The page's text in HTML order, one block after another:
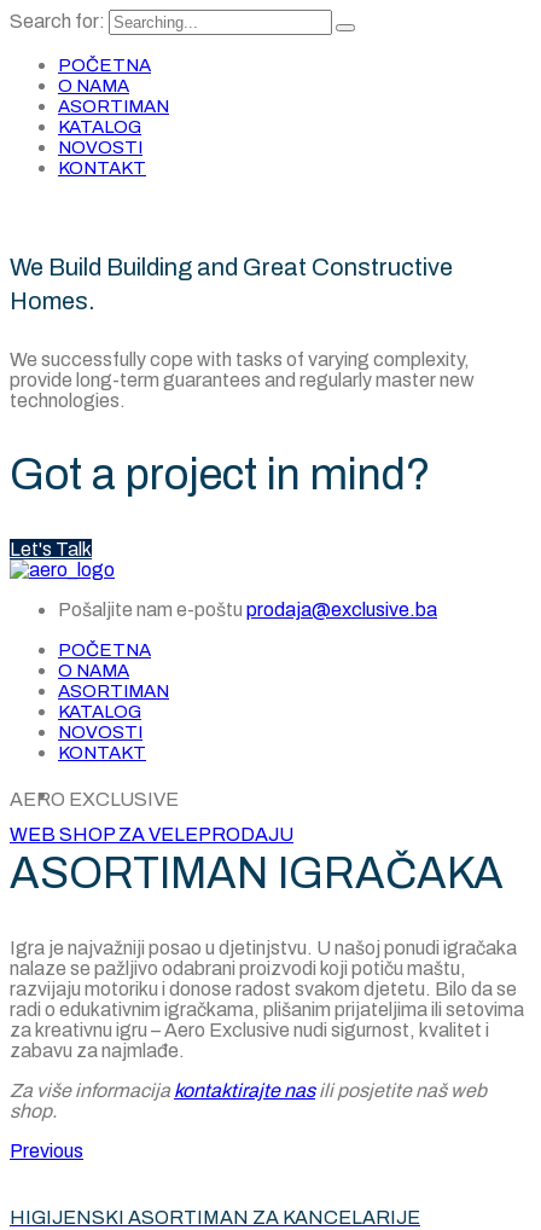
Search for:
POČETNA
O NAMA
ASORTIMAN
KATALOG
NOVOSTI
KONTAKT
We Build Building and Great Constructive
Homes.
We successfully cope with tasks of varying complexity,
provide long-term guarantees and regularly master new
technologies.
Got a project in mind?
Let's Talk
Pošaljite nam e-poštu prodaja@exclusive.ba
POČETNA
O NAMA
ASORTIMAN
KATALOG
NOVOSTI
KONTAKT
WEB SHOP ZA VELEPRODAJU
AERO EXCLUSIVE
ASORTIMAN IGRAČAKA
Igra je najvažniji posao u djetinjstvu. U našoj ponudi igračaka
nalaze se pažljivo odabrani proizvodi koji potiču maštu,
razvijaju motoriku i donose radost svakom djetetu. Bilo da se
radi o edukativnim igračkama, plišanim prijateljima ili setovima
za kreativnu igru – Aero Exclusive nudi sigurnost, kvalitet i
zabavu za najmlađe.
Za više informacija kontaktirajte nasili posjetite naš web
shop.
Previous
HIGIJENSKI ASORTIMAN ZA KANCELARIJE